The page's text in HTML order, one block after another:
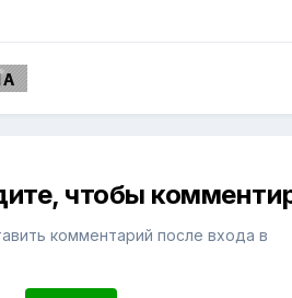
чтобы
комментарий после входа в